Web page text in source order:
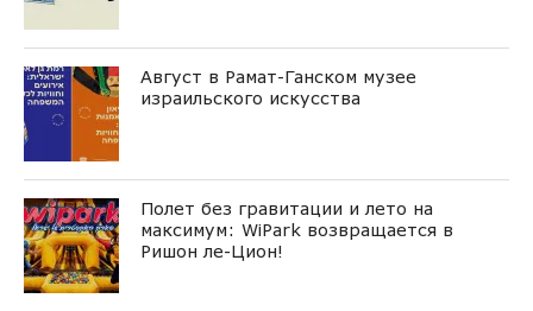
Август в Рамат-Ганском музее
израильского искусства
Полет без гравитации и лето на
максимум: WiPark возвращается в
Ришон ле-Цион!